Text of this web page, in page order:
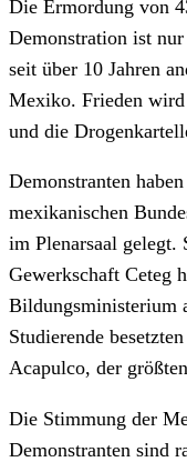
Die Ermordung von
Demonstration ist
seit über 10 Jahren
Mexiko. Frieden wird
und die
Demonstranten
mexikanischen
im Plenarsaal gelegt.
Gewerkschaft Ceteg
Bildungsministerium
Studierende
Acapulco, der
Die Stimmung der
Demonstranten sind